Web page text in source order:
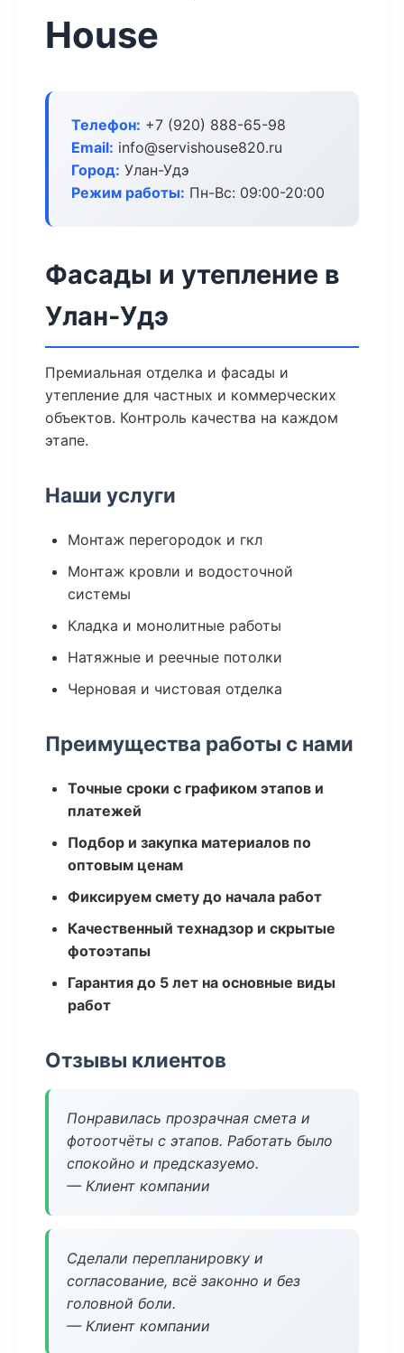
House
Телефон: +7 (920) 888-65-98
Email: info@servishouse820.ru
Город: Улан-Удэ
Режим работы: Пн-Вс: 09:00-20:00
Фасады и утепление в
Улан-Удэ
Премиальная отделка и фасады и
утепление для частных и коммерческих
объектов. Контроль качества на каждом
этапе.
Наши услуги
Монтаж перегородок и гкл
Монтаж кровли и водосточной
системы
Кладка и монолитные работы
Натяжные и реечные потолки
Черновая и чистовая отделка
Преимущества работы с нами
Точные сроки с графиком этапов и
платежей
Подбор и закупка материалов по
оптовым ценам
Фиксируем смету до начала работ
Качественный технадзор и скрытые
фотоэтапы
Гарантия до 5 лет на основные виды
работ
Отзывы клиентов
Понравилась прозрачная смета и
фотоотчёты с этапов. Работать было
спокойно и предсказуемо.
— Клиент компании
Сделали перепланировку и
согласование, всё законно и без
головной боли.
— Клиент компании